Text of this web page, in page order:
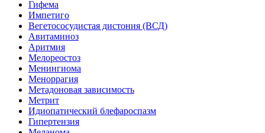
Гифема
Импетиго
Вегетососудистая дистония (ВСД)
Авитаминоз
Аритмия
Мелореостоз
Менингиома
Меноррагия
Метадоновая зависимость
Метрит
Идиопатический блефароспазм
Гипертензия